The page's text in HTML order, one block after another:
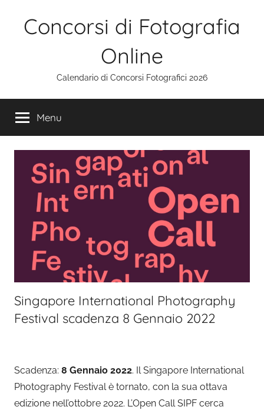
Concorsi di Fotografia
Online
Calendario di Concorsi Fotografici 2026
Menu
Singapore International Photography
Festival scadenza 8 Gennaio 2022
Scadenza: 8 Gennaio 2022. Il Singapore International
Photography Festival è tornato, con la sua ottava
edizione nell’ottobre 2022. L’Open Call SIPF cerca